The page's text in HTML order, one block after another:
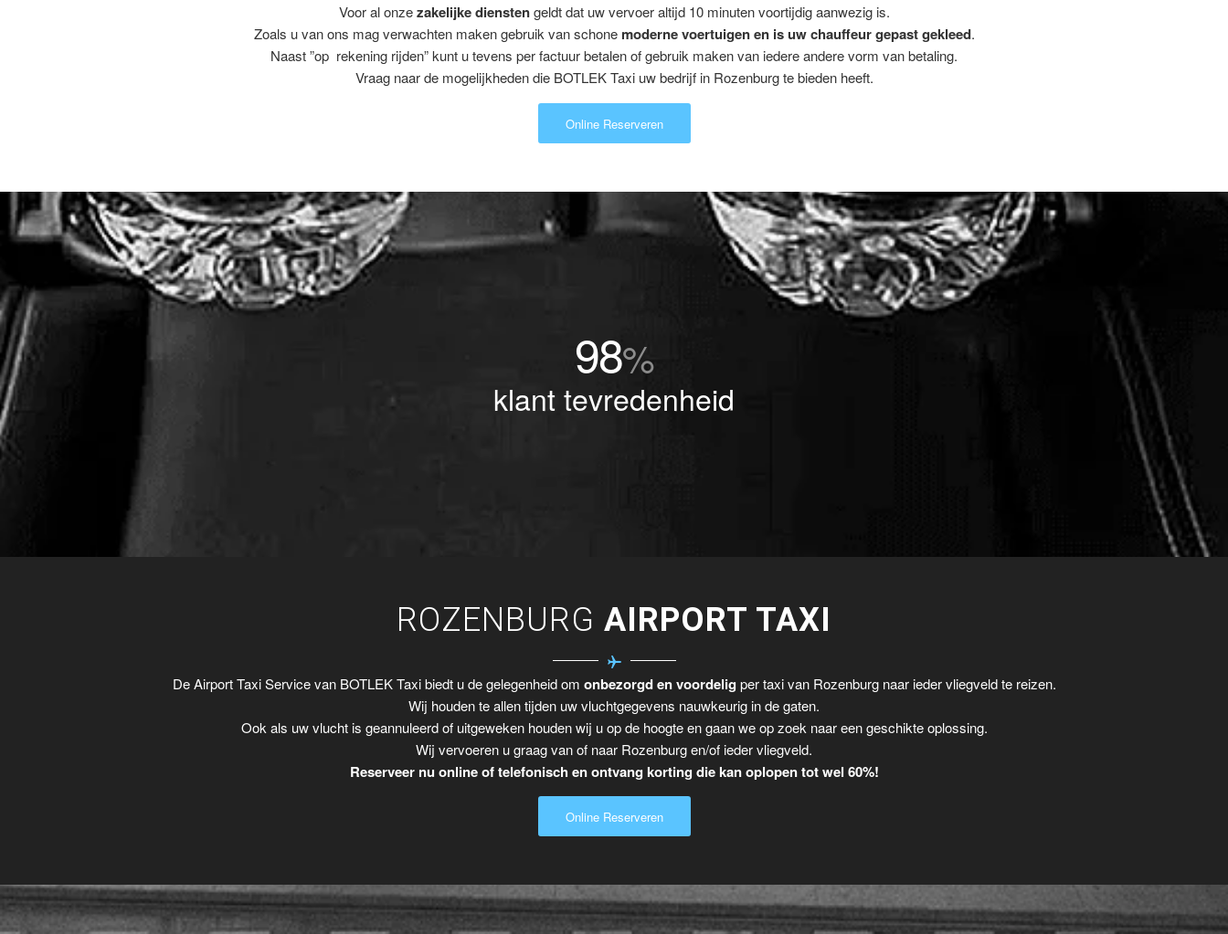
Voor al onzezakelijke dienstengeldt dat uw vervoer altijd 10 minuten voortijdig aanwezig is.
Zoals u van ons mag verwachten maken gebruik van schone moderne voertuigen en is uw chauffeur gepast gekleed.
Naast ”op rekening rijden” kunt u tevens per factuur betalen of gebruik maken van iedere andere vorm van betaling.
Vraag naar de mogelijkheden die BOTLEK Taxi uw bedrijf in Rozenburg te bieden heeft.
Online Reserveren
98%
klant tevredenheid
ROZENBURG AIRPORT TAXI
De Airport Taxi Service van BOTLEK Taxi biedt u de gelegenheid om onbezorgd en voordelig per taxi van Rozenburg naar ieder vliegveld te reizen.
Wij houden te allen tijden uw vluchtgegevens nauwkeurig in de gaten.
Ook als uw vlucht is geannuleerd of uitgeweken houden wij u op de hoogte en gaan we op zoek naar een geschikte oplossing.
Wij vervoeren u graag van of naar Rozenburg en/of ieder vliegveld.
Reserveer nu online of telefonisch en ontvang korting die kan oplopen tot wel 60%!
Online Reserveren